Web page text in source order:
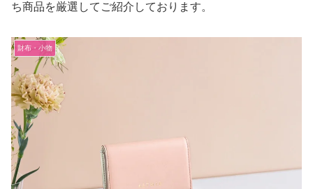
ち商品を厳選してご紹介しております。
財布・小物